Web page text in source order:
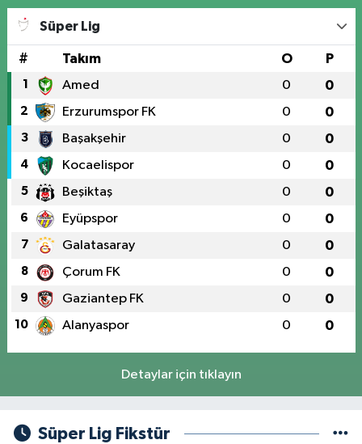
Süper Lig
# Takım O P
1 Amed 0 0
2 Erzurumspor FK 0 0
3 Başakşehir 0 0
4 Kocaelispor 0 0
5 Beşiktaş 0 0
6 Eyüpspor 0 0
7 Galatasaray 0 0
8 Çorum FK 0 0
9 Gaziantep FK 0 0
10 Alanyaspor 0 0
Detaylar için tıklayın
Süper Lig Fikstür